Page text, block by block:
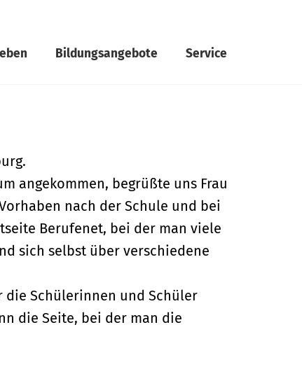
Bildungsangebote Service
angekommen, begrüßte uns Frau
nach der Schule und bei
Berufenet, bei der man viele
sich selbst über verschiedene
die Schülerinnen und Schüler
die Seite, bei der man die